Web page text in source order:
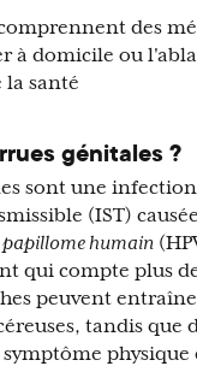
des
à domicile ou
la santé
génitales ?
sont une infection
(IST)
papillome humain
qui compte plus
peuvent
tandis que
physique